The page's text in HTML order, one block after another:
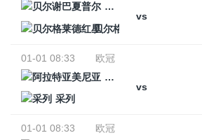
贝尔谢巴夏普尔
vs
贝尔格莱德红星
01-01 08:33
欧冠
阿拉特亚美尼亚
vs
采列
01-01 08:33
欧冠